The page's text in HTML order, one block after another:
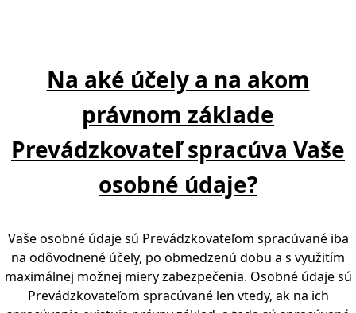
Na aké účely a na akom
právnom základe
Prevádzkovateľ spracúva Vaše
osobné údaje?
Vaše osobné údaje sú Prevádzkovateľom spracúvané iba
na odôvodnené účely, po obmedzenú dobu a s využitím
maximálnej možnej miery zabezpečenia. Osobné údaje sú
Prevádzkovateľom spracúvané len vtedy, ak na ich